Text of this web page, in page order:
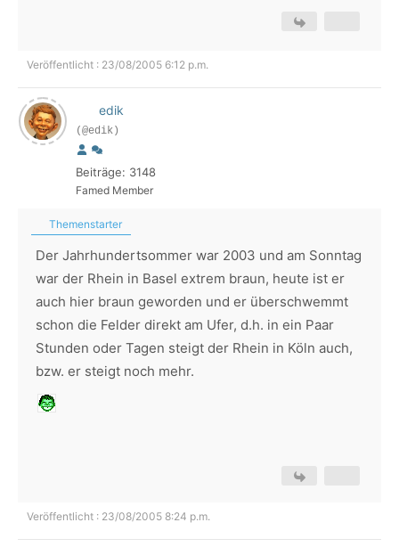
Veröffentlicht : 23/08/2005 6:12 p.m.
edik
(@edik)
Beiträge: 3148
Famed Member
Themenstarter
Der Jahrhundertsommer war 2003 und am Sonntag
war der Rhein in Basel extrem braun, heute ist er
auch hier braun geworden und er überschwemmt
schon die Felder direkt am Ufer, d.h. in ein Paar
Stunden oder Tagen steigt der Rhein in Köln auch,
bzw. er steigt noch mehr.
Veröffentlicht : 23/08/2005 8:24 p.m.